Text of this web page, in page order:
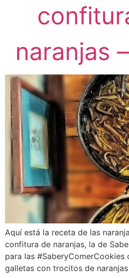
naranjas
Aquí está la receta de las
confitura de naranjas, la de
para las #SaberyComerCookies
galletas con trocitos de